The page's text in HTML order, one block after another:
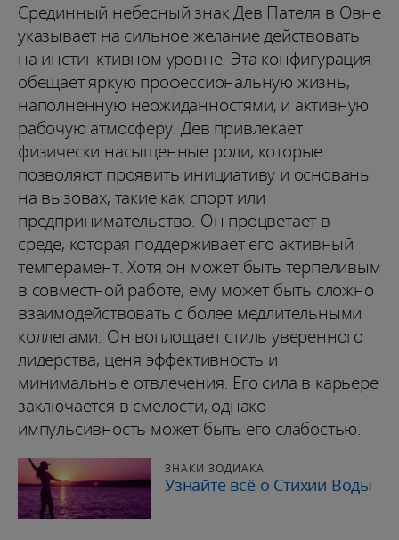
Срединный небесный знак Дев Пателя в Овне
указывает на сильное желание действовать
на инстинктивном уровне. Эта конфигурация
обещает яркую профессиональную жизнь,
наполненную неожиданностями, и активную
рабочую атмосферу. Дев привлекает
физически насыщенные роли, которые
позволяют проявить инициативу и основаны
на вызовах, такие как спорт или
предпринимательство. Он процветает в
среде, которая поддерживает его активный
темперамент. Хотя он может быть терпеливым
в совместной работе, ему может быть сложно
взаимодействовать с более медлительными
коллегами. Он воплощает стиль уверенного
лидерства, ценя эффективность и
минимальные отвлечения. Его сила в карьере
заключается в смелости, однако
импульсивность может быть его слабостью.
ЗНАКИ ЗОДИАКА
Узнайте всё о Стихии Воды